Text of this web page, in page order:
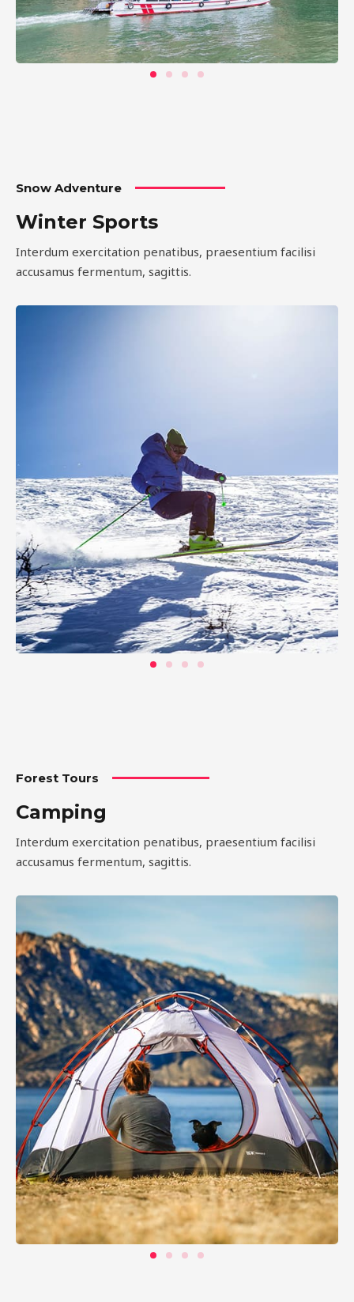
Snow Adventure
Winter Sports
Interdum exercitation penatibus, praesentium facilisi
accusamus fermentum, sagittis.
Forest Tours
Camping
Interdum exercitation penatibus, praesentium facilisi
accusamus fermentum, sagittis.